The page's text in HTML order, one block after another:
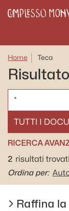
Home Teca
SELEZIONA UN
RICERCA
2 risultati trovati
Ordina per:
Raffina